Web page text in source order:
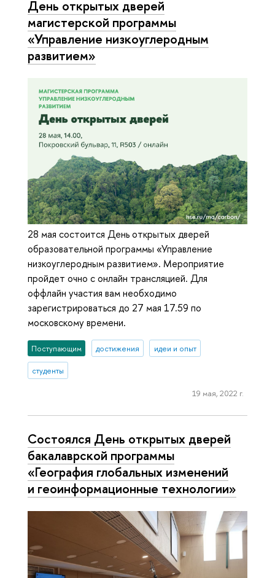
День открытых дверей
магистерской программы
«Управление низкоуглеродным
развитием»
28 мая состоится День открытых дверей
образовательной программы «Управление
низкоуглеродным развитием». Мероприятие
пройдет очно с онлайн трансляцией. Для
оффлайн участия вам необходимо
зарегистрироваться до 27 мая 17.59 по
московскому времени.
Поступающим достижения идеи и опыт
студенты
19 мая, 2022 г.
Состоялся День открытых дверей
бакалаврской программы
«География глобальных изменений
и геоинформационные технологии»